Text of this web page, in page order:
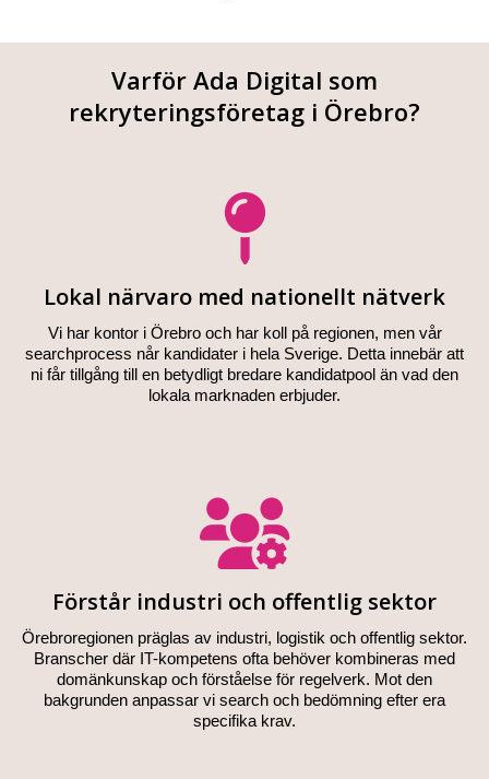
Varför Ada Digital som
rekryteringsföretag i Örebro?
Lokal närvaro med nationellt nätverk
Vi har kontor i Örebro och har koll på regionen, men vår
searchprocess når kandidater i hela Sverige. Detta innebär att
ni får tillgång till en betydligt bredare kandidatpool än vad den
lokala marknaden erbjuder.
Förstår industri och offentlig sektor
Örebroregionen präglas av industri, logistik och offentlig sektor.
Branscher där IT-kompetens ofta behöver kombineras med
domänkunskap och förståelse för regelverk. Mot den
bakgrunden anpassar vi search och bedömning efter era
specifika krav.